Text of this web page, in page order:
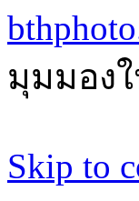
มุมมอง
Skip to